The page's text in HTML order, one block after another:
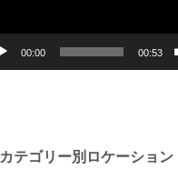
00:00 00:53
カテゴリー別ロケーション